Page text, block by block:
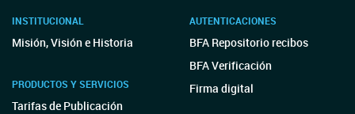
INSTITUCIONAL
Misión, Visión e Historia
PRODUCTOS Y SERVICIOS
Tarifas de Publicación
AUTENTICACIONES
BFA Repositorio recibos
BFA Verificación
Firma digital